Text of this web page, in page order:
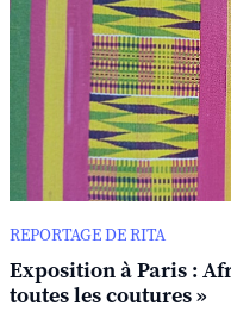
REPORTAGE DE RITA
Exposition à Paris :
toutes les coutures »